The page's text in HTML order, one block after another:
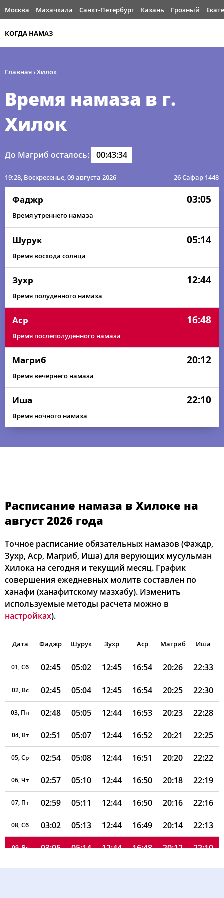
Москва Махачкала Санкт-Петербург Казань Грозный
КОГДА НАМАЗ
Главная›Хилок
Время намаза в г.
Хилок
До Магриб осталось: 00:43:34
19:28, Воскресенье, 09 августа 2026 26 Сафар 1448
Фаджр 03:05
Время утреннего намаза
Шурук 05:14
Время восхода солнца
Зухр 12:44
Время полуденного намаза
Аср 16:48
Время послеполуденного намаза
Магриб 20:12
Время вечернего намаза
Иша 22:10
Время ночного намаза
Расписание намаза в Хилоке на
август 2026 года
Точное расписание обязательных намазов (Фаждр,
Зухр, Аср, Магриб, Иша) для верующих мусульман
Хилока на сегодня и текущий месяц. График
совершения ежедневных молитв составлен по
ханафи (ханафитскому мазхабу). Изменить
используемые методы расчета можно в
настройках).
Дата Фаджр Шурук Зухр Аср Магриб Иша
01, Сб 02:45 05:02 12:45 16:54 20:26 22:33
02, Вс 02:45 05:04 12:45 16:54 20:25 22:30
03, Пн 02:48 05:05 12:44 16:53 20:23 22:28
04, Вт 02:51 05:07 12:44 16:52 20:21 22:25
05, Ср 02:54 05:08 12:44 16:51 20:20 22:22
06, Чт 02:57 05:10 12:44 16:50 20:18 22:19
07, Пт 02:59 05:11 12:44 16:50 20:16 22:16
08, Сб 03:02 05:13 12:44 16:49 20:14 22:13
09, Вс 03:05 05:14 12:44 16:48 20:12 22:10
10, Пн 03:08 05:16 12:44 16:47 20:11 22:07